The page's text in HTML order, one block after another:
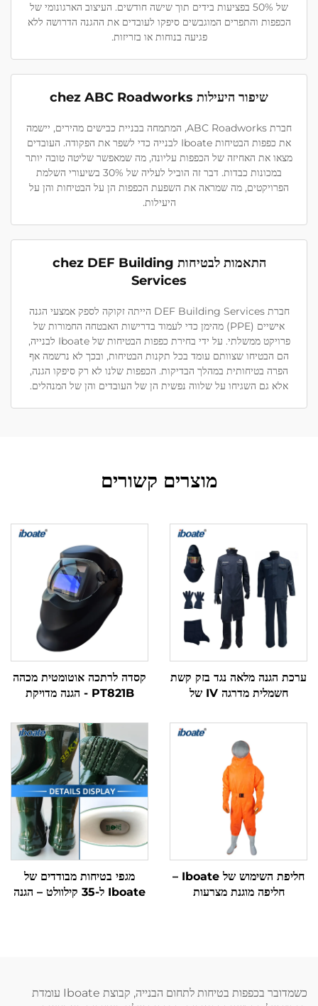
של 50% בפציעות בידים תוך שישה חודשים. העיצוב הארגונומי של
הכפפות והתפרים המוגבשים סיפקו לעובדים את ההגנה הדרושה ללא
פגיעה בנוחות או בזריזות.
שיפור היעילות chez ABC Roadworks
חברת ABC Roadworks, המתמחה בבניית כבישים מהירים, יישמה
את כפפות הבטיחות Iboate לבנייה כדי לשפר את הפקודה. העובדים
מצאו את האחיזה של הכפפות עליונה, מה שמאפשר שליטה טובה יותר
במכונות כבדות. דבר זה הוביל לעליה של 30% בשיעורי השלמת
הפרויקטים, מה שמראה את השפעת הכפפות הן על הבטיחות והן על
היעילות.
התאמות לבטיחות chez DEF Building
Services
חברת DEF Building Services הייתה זקוקה לספק אמצעי הגנה
אישיים (PPE) מהימן כדי לעמוד בדרישות האבטחה החמורות של
פרויקט ממשלתי. על ידי בחירת כפפות הבטיחות של Iboate לבנייה,
הם הבטיחו שצוותם עומד בכל תקנות הבטיחות, ובכך לא נרשמה אף
הפרה בטיחותית במהלך הבדיקות. הכפפות שלנו לא רק סיפקו הגנה,
אלא גם השגיחו על שלווה נפשית הן של העובדים והן של המנהלים.
מוצרים קשורים
ערכת הגנה מלאה נגד בזק קשת
חשמלית מדרגה IV של
ערכת ציוד אישי לביטחון חשמלי
תואמת לסטנדרט ASTM
קסדה לרתכה אוטומטית מכהה
PT821B - הגנה מדויקת
חליפת השימוש של Iboate –
חליפה מוגנת מצרעות
מגפי בטיחות מבודדים של
Iboate ל-35 קילוולט – הגנה
כשמדובר בכפפות בטיחות לתחום הבנייה, קבוצת Iboate עומדת